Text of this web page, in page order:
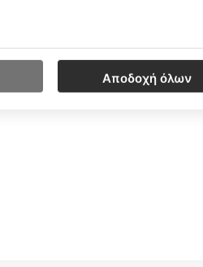
εσένα. Εμπνευσμένο
τραχύ σουέντ, ανακλαστικές
Αποδοχή όλων